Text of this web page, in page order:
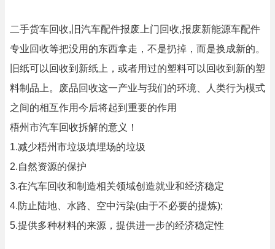
二手货车回收,旧汽车配件报废上门回收,报废新能源车配件
专业回收等把没用的东西拿走，不是扔掉，而是换成新的。
旧纸可以回收到新纸上，或者用过的塑料可以回收到新的塑
料制品上。废品回收这一产业与我们的环境、人类行为模式
之间的相互作用今后将起到重要的作用
梧州市汽车回收拆解的意义！
1.减少梧州市垃圾填埋场的垃圾
2.自然资源的保护
3.在汽车回收和制造相关领域创造就业和经济稳定
4.防止陆地、水路、空中污染(由于不必要的提炼);
5.提供多种材料的来源，提供进一步的经济稳定性